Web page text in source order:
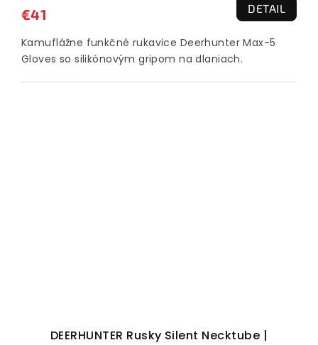
€41 DETAIL
Kamuflážne funkčné rukavice Deerhunter Max-5
Gloves so silikónovým gripom na dlaniach.
DEERHUNTER Rusky Silent Necktube |